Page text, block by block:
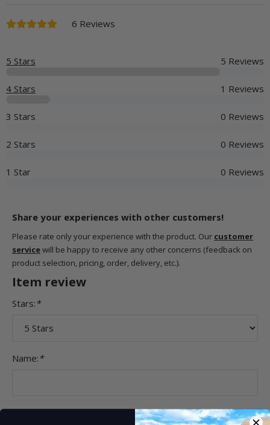
6 Reviews
5 Stars 5 Reviews
4 Stars 1 Reviews
3 Stars 0 Reviews
2 Stars 0 Reviews
1 Star 0 Reviews
Share your experiences with other customers!
Please rate only your experience with the product. Our customer
servicewill be happy to receive any other concerns (feedback on
product selection, pricing, order, delivery, etc.).
Item review
Stars: *
Name: *
Headline:*